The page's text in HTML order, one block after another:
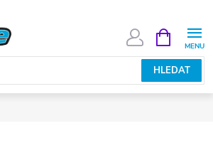
HLEDAT
NÁKUPNÍ
KOŠÍK